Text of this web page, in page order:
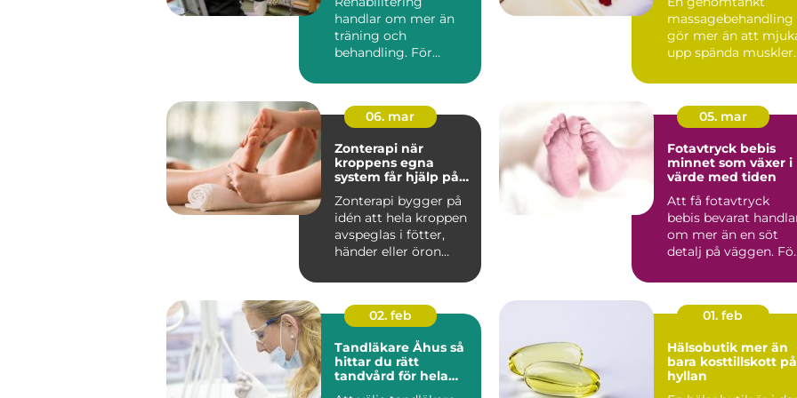
handlar om mer än
träning och
behandling. För
rehab vägen tillbaka...
hela kroppen
massagebehandling
gör mer än att
upp spända muskler.
stressnivåer,...
06. mar
Zonterapi när
kroppens egna
system får hjälp på
Zonterapi bygger på
idén att hela kroppen
avspeglas i fötter,
händer eller öron
05. mar
Fotavtryck bebis
minnet som växer i
värde med tiden
Att få fotavtryck
bebis bevarat
om mer än en söt
detalj på väggen. För
02. feb
Tandläkare Åhus så
hittar du rätt
tandvård för hela
01. feb
Hälsobutik mer än
bara kosttillskott på
hyllan